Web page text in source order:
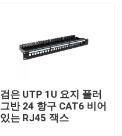
검은 UTP 1U 요지 플러
그반 24 항구 CAT6 비어
있는 RJ45 잭스